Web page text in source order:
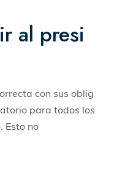
al presi
con sus oblig
para todos los
Esto no